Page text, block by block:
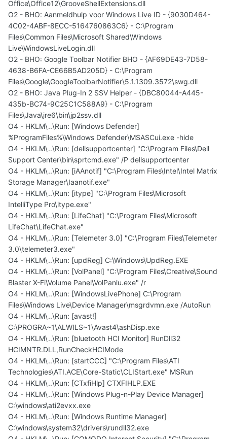
Office\Office12\GrooveShellExtensions.dll
O2 - BHO: Aanmeldhulp voor Windows Live ID - {9030D464-
4C02-4ABF-8ECC-5164760863C6} - C:\Program
Files\Common Files\Microsoft Shared\Windows
Live\WindowsLiveLogin.dll
O2 - BHO: Google Toolbar Notifier BHO - {AF69DE43-7D58-
4638-B6FA-CE66B5AD205D} - C:\Program
Files\Google\GoogleToolbarNotifier\5.1.1309.3572\swg.dll
O2 - BHO: Java Plug-In 2 SSV Helper - {DBC80044-A445-
435b-BC74-9C25C1C588A9} - C:\Program
Files\Java\jre6\bin\jp2ssv.dll
O4 - HKLM\..\Run: [Windows Defender]
%ProgramFiles%\Windows Defender\MSASCui.exe -hide
O4 - HKLM\..\Run: [dellsupportcenter] "C:\Program Files\Dell
Support Center\bin\sprtcmd.exe" /P dellsupportcenter
O4 - HKLM\..\Run: [iAAnotif] "C:\Program Files\Intel\Intel Matrix
Storage Manager\Iaanotif.exe"
O4 - HKLM\..\Run: [itype] "C:\Program Files\Microsoft
IntelliType Pro\itype.exe"
O4 - HKLM\..\Run: [LifeChat] "C:\Program Files\Microsoft
LifeChat\LifeChat.exe"
O4 - HKLM\..\Run: [Telemeter 3.0] "C:\Program Files\Telemeter
3.0\telemeter3.exe"
O4 - HKLM\..\Run: [updReg] C:\Windows\UpdReg.EXE
O4 - HKLM\..\Run: [VolPanel] "C:\Program Files\Creative\Sound
Blaster X-Fi\Volume Panel\VolPanlu.exe" /r
O4 - HKLM\..\Run: [WindowsLivePhone] C:\Program
Files\Windows Live\Device Manager\msgrdvmn.exe /AutoRun
O4 - HKLM\..\Run: [avast!]
C:\PROGRA~1\ALWILS~1\Avast4\ashDisp.exe
O4 - HKLM\..\Run: [bluetooth HCI Monitor] RunDll32
HCIMNTR.DLL,RunCheckHCIMode
O4 - HKLM\..\Run: [startCCC] "C:\Program Files\ATI
Technologies\ATI.ACE\Core-Static\CLIStart.exe" MSRun
O4 - HKLM\..\Run: [CTxfiHlp] CTXFIHLP.EXE
O4 - HKLM\..\Run: [Windows Plug-n-Play Device Manager]
C:\windows\ati2evxx.exe
O4 - HKLM\..\Run: [Windows Runtime Manager]
C:\windows\system32\drivers\rundll32.exe